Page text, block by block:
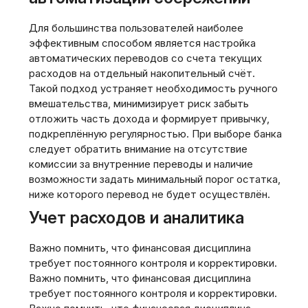
Для большинства пользователей наиболее
эффективным способом является настройка
автоматических переводов со счета текущих
расходов на отдельный накопительный счёт.
Такой подход устраняет необходимость ручного
вмешательства, минимизирует риск забыть
отложить часть дохода и формирует привычку,
подкреплённую регулярностью. При выборе банка
следует обратить внимание на отсутствие
комиссии за внутренние переводы и наличие
возможности задать минимальный порог остатка,
ниже которого перевод не будет осуществлён.
Учет расходов и аналитика
Важно помнить, что финансовая дисциплина
требует постоянного контроля и корректировки.
Важно помнить, что финансовая дисциплина
требует постоянного контроля и корректировки.